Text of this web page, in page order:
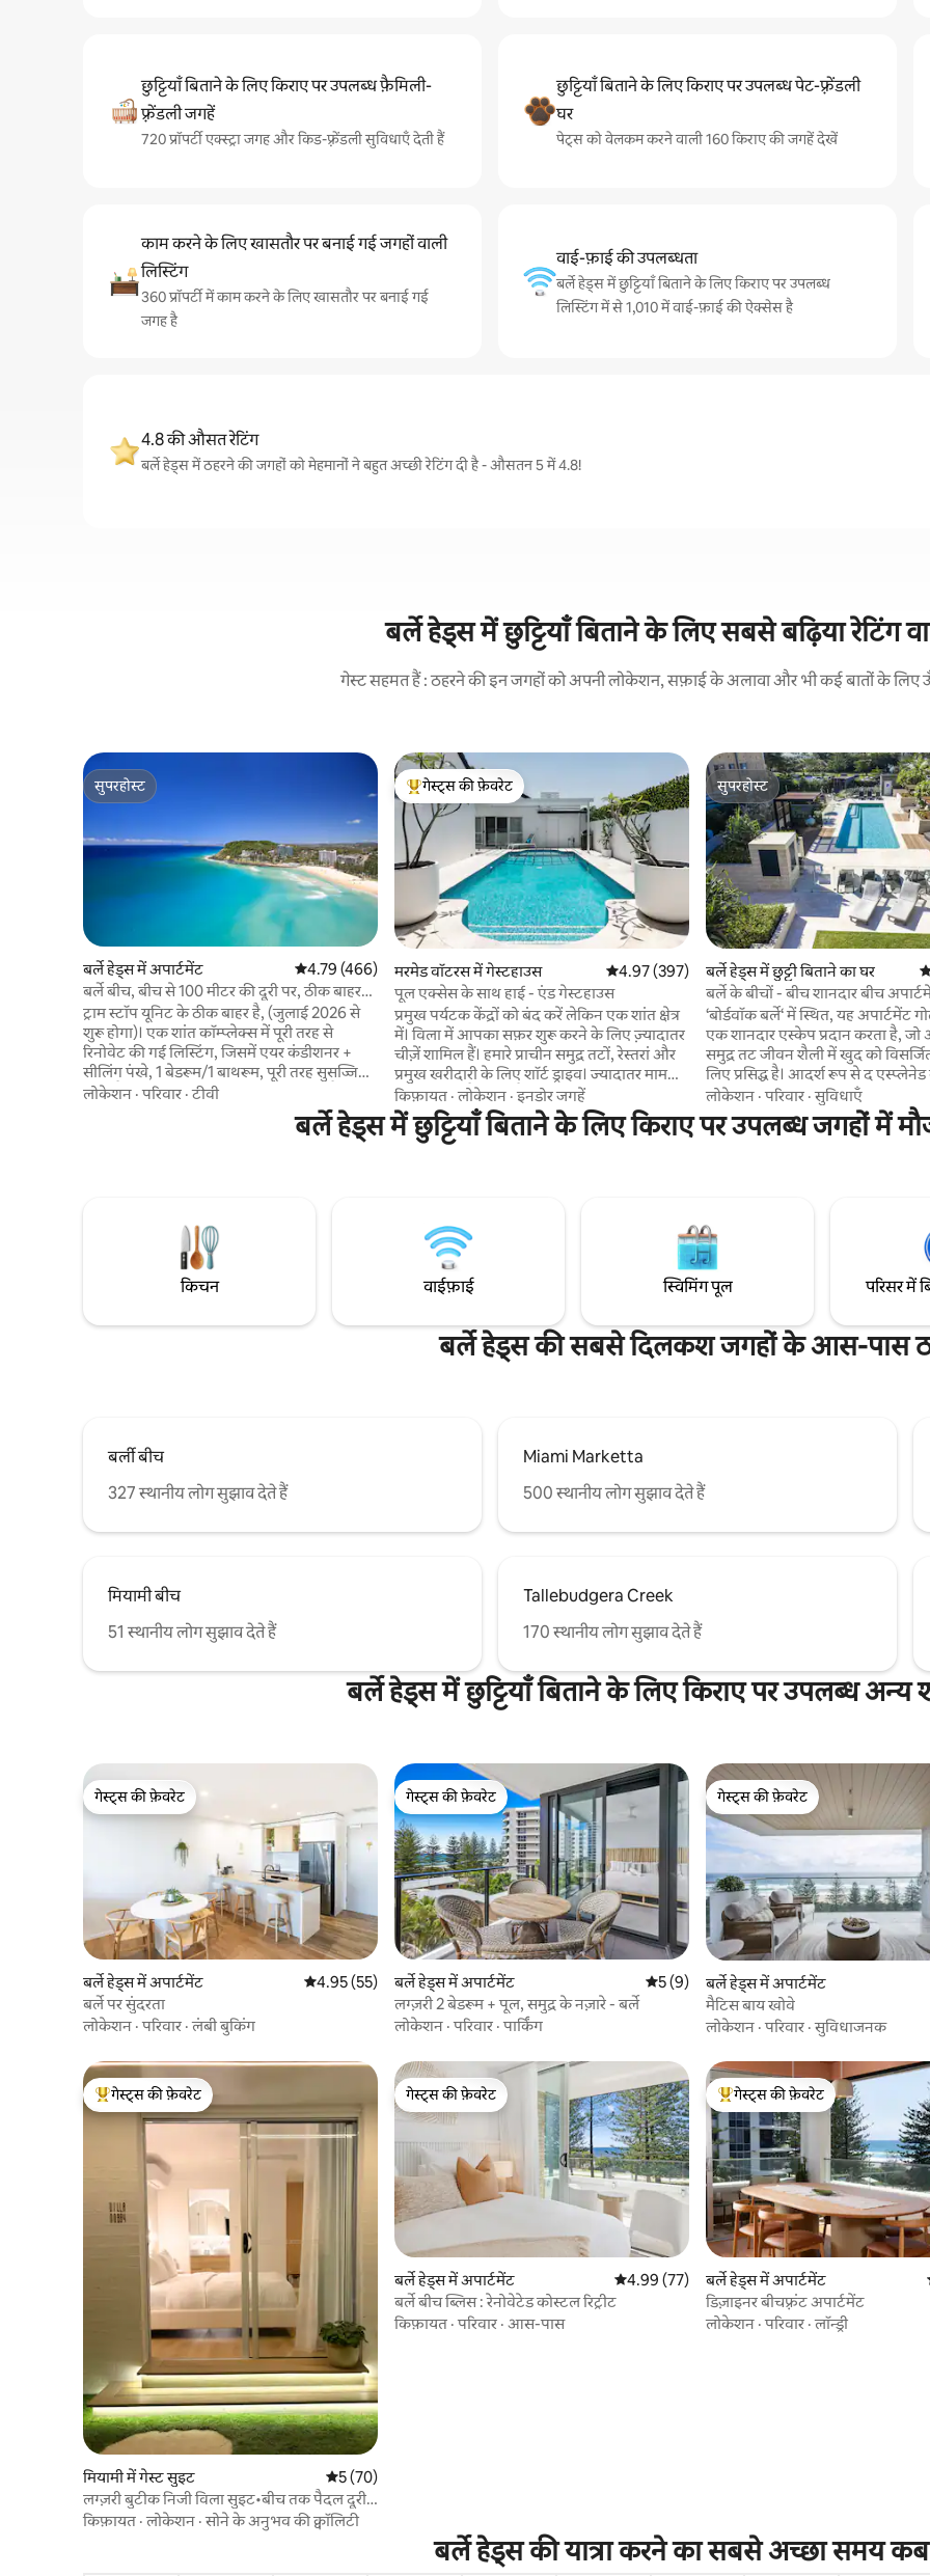
छुट्टियाँ बिताने के लिए किराए पर उपलब्ध फ़ैमिली-
फ़्रेंडली जगहें
720 प्रॉपर्टी एक्स्ट्रा जगह और किड-फ़्रेंडली सुविधाएँ देती हैं
छुट्टियाँ बिताने के लिए किराए पर उपलब्ध पेट-फ़्रेंडली
घर
पेट्स को वेलकम करने वाली 160 किराए की जगहें देखें
काम करने के लिए खासतौर पर बनाई गई जगहों वाली
लिस्टिंग
360 प्रॉपर्टी में काम करने के लिए खासतौर पर बनाई गई
जगह है
वाई-फ़ाई की उपलब्धता
बर्ले हेड्स में छुट्टियाँ बिताने के लिए किराए पर उपलब्ध
लिस्टिंग में से 1,010 में वाई-फ़ाई की ऐक्सेस है
4.8 की औसत रेटिंग
बर्ले हेड्स में ठहरने की जगहों को मेहमानों ने बहुत अच्छी रेटिंग दी है - औसतन 5 में 4.8!
बर्ले हेड्स में छुट्टियाँ बिताने के लिए सबसे बढ़िया रेटिंग
गेस्ट सहमत हैं : ठहरने की इन जगहों को अपनी लोकेशन, सफ़ाई के अलावा और भी कई बातों के लिए
सुपरहोस्ट
सुपरहोस्ट
बर्ले हेड्स में अपार्टमेंट औसत रेटिंग 5 में से 4.79, 466 समीक्षाएँ
4.79 (466)
बर्ले बीच, बीच से 100 मीटर की दूरी पर, ठीक बाहर
ट्राम
ट्राम स्टॉप यूनिट के ठीक बाहर है, (जुलाई 2026 से
शुरू होगा)। एक शांत कॉम्प्लेक्स में पूरी तरह से
रिनोवेट की गई लिस्टिंग, जिसमें एयर कंडीशनर +
सीलिंग पंखे, 1 बेडरूम/1 बाथरूम, पूरी तरह सुसज्जित
रसोई है। ज़्यादा-से-ज़्यादा 2 लोग ठहर सकते हैं। पूल/
हेड। अनलिमिटेड NBN इंटरनेट, Chromecast,
बेड लिनन, लॉन्ड्री/शॉवर प्रोडक्ट, तेल, चाय और
कॉफ़ी वगैरह उपलब्ध हैं। बालकनी में धूम्रपान निषेध
लोकेशन ·परिवार ·टीवी
गेस्ट्स का टॉप फ़ेवरेट
गेस्ट्स की फ़ेवरेट
मरमेड वॉटरस में गेस्टहाउस औसत रेटिंग 5 में से 4.97, 397 समीक्षाएँ
4.97 (397)
पूल एक्सेस के साथ हाई - एंड गेस्टहाउस
प्रमुख पर्यटक केंद्रों को बंद करें लेकिन एक शांत क्षेत्र
में। विला में आपका सफ़र शुरू करने के लिए ज़्यादातर
चीज़ें शामिल हैं। हमारे प्राचीन समुद्र तटों, रेस्तरां और
प्रमुख खरीदारी के लिए शॉर्ट ड्राइव। ज्यादातर मामलों
में आप हमारे कैसीनो, पैसिफिक फेयर या रॉबिना
शॉपिंग सेंटर जैसे स्थानों के बाद की मांग से केवल 10
मिनट दूर हैं। या हलचल और हलचल से आराम करें या
किफ़ायत ·लोकेशन ·इनडोर जगहें
सुपरहोस्ट
सुपरहोस्ट
बर्ले हेड्स में छुट्टी बिताने का घर
बर्ले के बीचों - बीच शानदार बीच
‘बोर्डवॉक बर्ले‘ में स्थित, यह अपार्टमेंट
एक शानदार एस्केप प्रदान करता है, जो
समुद्र तट जीवन शैली में खुद को
लिए प्रसिद्ध है। आदर्श रूप से द
स्थित, अपार्टमेंट बर्ले बीच, विश्व स्तरीय
और जेम्स सेंट से केवल कुछ मिनट की
गोल्डी पर सबसे अच्छे कैफ़े और दुकानों
लोकेशन ·परिवार ·सुविधाएँ
बर्ले हेड्स में छुट्टियाँ बिताने के लिए किराए पर उपलब्ध जगहों में
किचन वाईफ़ाई स्विमिंग पूल परिसर में
बर्ले हेड्स की सबसे दिलकश जगहों के आस-पास
बर्ली बीच
327 स्थानीय लोग सुझाव देते हैं
Miami Marketta
500 स्थानीय लोग सुझाव देते हैं
मियामी बीच
51 स्थानीय लोग सुझाव देते हैं
Tallebudgera Creek
170 स्थानीय लोग सुझाव देते हैं
बर्ले हेड्स में छुट्टियाँ बिताने के लिए किराए पर उपलब्ध अन्य
गेस्ट्स की फ़ेवरेट
गेस्ट्स की फ़ेवरेट
बर्ले हेड्स में अपार्टमेंट औसत रेटिंग 5 में से 4.95, 55 समीक्षाएँ
4.95 (55)
बर्ले पर सुंदरता
लोकेशन ·परिवार ·लंबी बुकिंग
गेस्ट्स की फ़ेवरेट
गेस्ट्स की फ़ेवरेट
बर्ले हेड्स में अपार्टमेंट औसत रेटिंग 5 में से 5, 9 समीक्षाएँ
5 (9)
लग्ज़री 2 बेडरूम + पूल, समुद्र के नज़ारे - बर्ले
लोकेशन ·परिवार ·पार्किंग
गेस्ट्स की फ़ेवरेट
गेस्ट्स की फ़ेवरेट
बर्ले हेड्स में अपार्टमेंट
मैटिस बाय खोवे
लोकेशन ·परिवार ·सुविधाजनक
गेस्ट्स का टॉप फ़ेवरेट
गेस्ट्स की फ़ेवरेट
मियामी में गेस्ट सुइट औसत रेटिंग 5 में से 5, 70 समीक्षाएँ
5 (70)
लग्ज़री बुटीक निजी विला सुइट•बीच तक पैदल दूरी
पर
किफ़ायत ·लोकेशन ·सोने के अनुभव की क्वॉलिटी
गेस्ट्स की फ़ेवरेट
गेस्ट्स की फ़ेवरेट
बर्ले हेड्स में अपार्टमेंट औसत रेटिंग 5 में से 4.99, 77 समीक्षाएँ
4.99 (77)
बर्ले बीच ब्लिस : रेनोवेटेड कोस्टल रिट्रीट
किफ़ायत ·परिवार · आस-पास
गेस्ट्स का टॉप फ़ेवरेट
गेस्ट्स की फ़ेवरेट
बर्ले हेड्स में अपार्टमेंट
डिज़ाइनर बीचफ़्रंट अपार्टमेंट
लोकेशन ·परिवार ·लॉन्ड्री
बर्ले हेड्स की यात्रा करने का सबसे अच्छा समय